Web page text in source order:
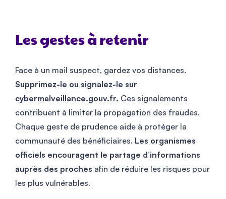
Les gestes à retenir
Face à un mail suspect, gardez vos distances.
Supprimez-le ou signalez-le sur
cybermalveillance.gouv.fr. Ces signalements
contribuent à limiter la propagation des fraudes.
Chaque geste de prudence aide à protéger la
communauté des bénéficiaires. Les organismes
officiels encouragent le partage d’informations
auprès des proches afin de réduire les risques pour
les plus vulnérables.